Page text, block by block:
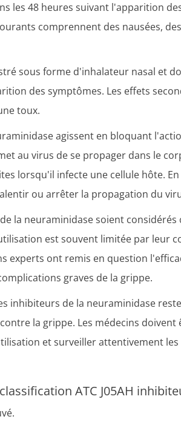
les 48 heures suivant l'apparition
comprennent des nausées,
sous forme d'inhalateur nasal et
des symptômes. Les effets
toux.
agissent en bloquant
au virus de se propager dans le
lorsqu'il infecte une cellule hôte.
ou arrêter la propagation du
la neuraminidase soient
est souvent limitée par leur
experts ont remis en question
graves de la grippe.
inhibiteurs de la neuraminidase
la grippe. Les médecins
et surveiller attentivement
ATC J05AH